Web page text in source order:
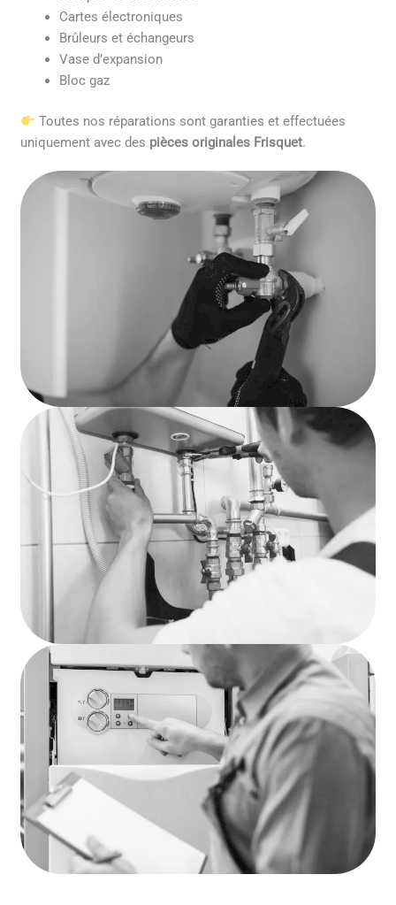
Cartes électroniques
Brûleurs et échangeurs
Vase d’expansion
Bloc gaz
Toutes nos réparations sont garanties et effectuées
uniquement avec des pièces originales Frisquet.